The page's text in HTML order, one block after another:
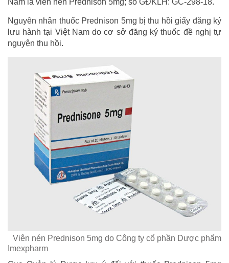
Nam là viên nén Prednison 5mg; số GĐKLH: GC-298-18.
Nguyên nhân thuốc Prednison 5mg bị thu hồi giấy đăng ký
lưu hành tại Việt Nam do cơ sở đăng ký thuốc đề nghị tự
nguyện thu hồi.
Viên nén Prednison 5mg do Công ty cổ phần Dược phẩm
Imexpharm